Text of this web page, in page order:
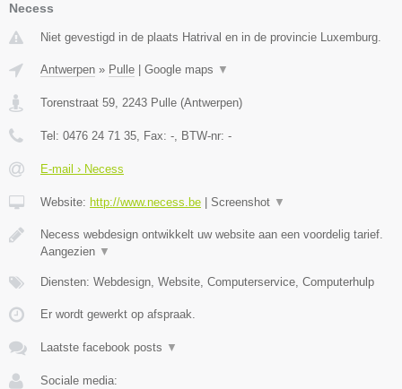
Necess
Niet gevestigd in de plaats Hatrival en in de provincie Luxemburg.
Antwerpen » Pulle Google maps ▼
Torenstraat 59, 2243 Pulle (Antwerpen)
Tel: 0476 24 71 35, Fax: -, BTW-nr: -
E-mail › Necess
Website: http://www.necess.be Screenshot ▼
Necess webdesign ontwikkelt uw website aan een voordelig tarief.
Aangezien ▼
Diensten: Webdesign, Website, Computerservice, Computerhulp
Er wordt gewerkt op afspraak.
Laatste facebook posts ▼
Sociale media: